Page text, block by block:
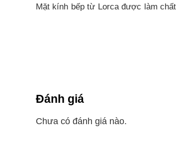
Mặt kính bếp từ Lorca được làm
nhiệt nhanh và được cách điện an
Đánh giá
Chưa có đánh giá nào.